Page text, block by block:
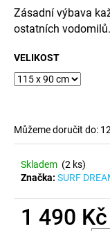
hvězdiček.
Zásadní výbava
ostatních vodomilů.
VELIKOST
Můžeme doručit do:
Skladem (2 ks)
Značka: SURF
1 490 Kč
D
p
o
r
u
j
e
m
e